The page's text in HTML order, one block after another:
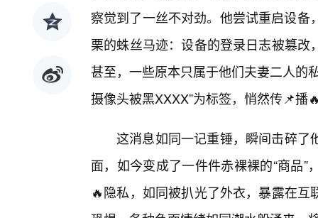
察觉到了一丝不对劲。他尝试重启设
栗的蛛丝马迹：设备的登录日志被篡
甚至，一些原本只属于他们夫妻二人的
摄像头被黑XXXX”为标签，悄然传📌播
这消息如同一记重锤，瞬间击碎了
面，如今变成了一件件赤裸裸的“商品
🔥隐私，如同被扒光了外衣，暴露在